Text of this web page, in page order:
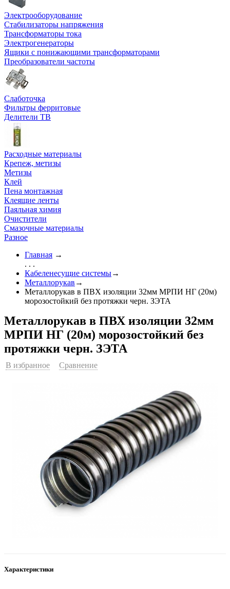
Электрооборудование
Стабилизаторы напряжения
Трансформаторы тока
Электрогенераторы
Ящики с понижающими трансформаторами
Преобразователи частоты
Слаботочка
Фильтры ферритовые
Делители ТВ
Расходные материалы
Крепеж, метизы
Метизы
Клей
Пена монтажная
Клеящие ленты
Паяльная химия
Очистители
Смазочные материалы
Разное
Главная →
. . .
Кабеленесущие системы→
Металлорукав →
Металлорукав в ПВХ изоляции 32мм МРПИ НГ (20м)
морозостойкий без протяжки черн. ЗЭТА
Металлорукав в ПВХ изоляции 32мм
МРПИ НГ (20м) морозостойкий без
протяжки черн. ЗЭТА
В избранное Сравнение
Характеристики